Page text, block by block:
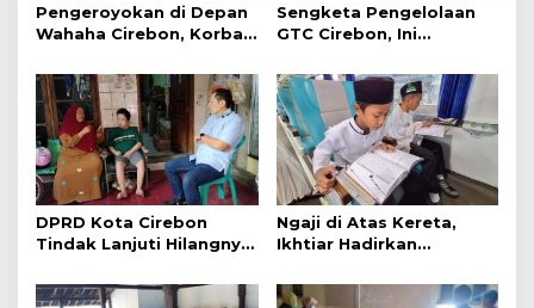
Pengeroyokan di Depan
Wahaha Cirebon, Korban
Polisi
Sengketa Pengelolaan
GTC Cirebon, Ini
Simanjuntak
DPRD Kota Cirebon
Tindak Lanjuti Hilangnya
Disabilitas
Ngaji di Atas Kereta,
Ikhtiar Hadirkan
Nyaman